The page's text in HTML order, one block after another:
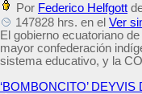
Por Federico Helfgott
147828 hrs. en el Ver
El gobierno ecuatoriano
mayor confederación
sistema educativo, y la
‘BOMBONCITO’